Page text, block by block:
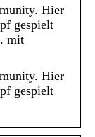
Hier
gespielt
mit
Hier
gespielt